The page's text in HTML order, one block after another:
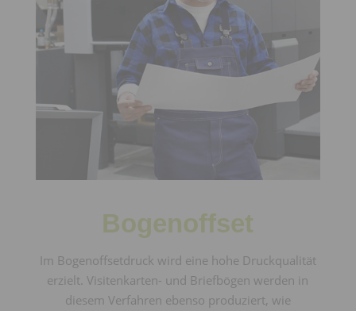
Bogenoffset
Im Bogenoffsetdruck wird eine hohe Druckqualität
erzielt. Visitenkarten- und Briefbögen werden in
diesem Verfahren ebenso produziert, wie